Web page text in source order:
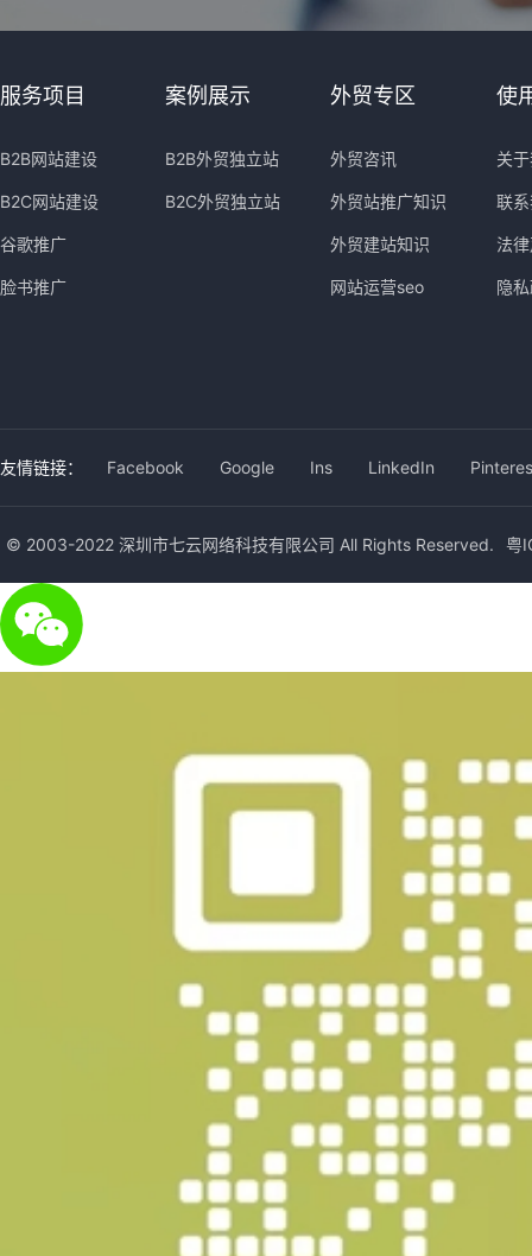
服务项目
B2B网站建设
B2C网站建设
谷歌推广
脸书推广
案例展示
B2B外贸独立站
B2C外贸独立站
外贸专区
外贸咨讯
外贸站推广知识
外贸建站知识
网站运营seo
使
关
联
法
隐
友情链接： Facebook Google Ins LinkedIn
© 2003-2022 深圳市七云网络科技有限公司 All Rights Reserved. 粤